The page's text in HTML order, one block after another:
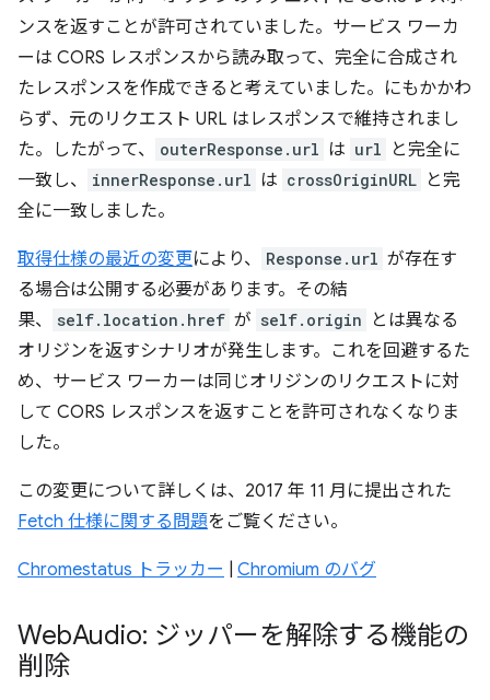
ンスを返すことが許可されていました。サービス ワーカ
ーは CORS レスポンスから読み取って、完全に合成され
たレスポンスを作成できると考えていました。にもかかわ
らず、元のリクエスト URL はレスポンスで維持されまし
た。したがって、
outerResponse.url は url
と完全に
一致し、
innerResponse.url は crossOriginURL と完
全に一致しました。
取得仕様の最近の変更により、 Response.url が存在す
る場合は公開する必要があります。その結
果、
self.location.href が self.origin
とは異なる
オリジンを返すシナリオが発生します。これを回避するた
め、サービス ワーカーは同じオリジンのリクエストに対
して CORS レスポンスを返すことを許可されなくなりま
した。
この変更について詳しくは、2017 年 11 月に提出された
Fetch 仕様に関する問題をご覧ください。
Chromestatus トラッカー Chromium のバグ
WebAudio: ジッパーを解除する機能の
削除